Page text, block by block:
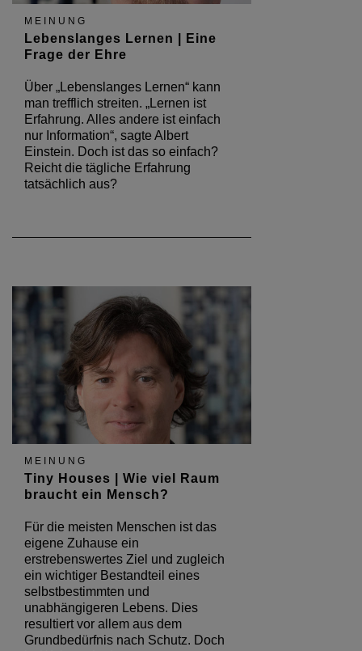
MEINUNG
Lebenslanges Lernen | Eine
Frage der Ehre
Über „Lebenslanges Lernen“ kann
man trefflich streiten. „Lernen ist
Erfahrung. Alles andere ist einfach
nur Information“, sagte Albert
Einstein. Doch ist das so einfach?
Reicht die tägliche Erfahrung
tatsächlich aus?
MEINUNG
Tiny Houses | Wie viel Raum
braucht ein Mensch?
Für die meisten Menschen ist das
eigene Zuhause ein
erstrebenswertes Ziel und zugleich
ein wichtiger Bestandteil eines
selbstbestimmten und
unabhängigeren Lebens. Dies
resultiert vor allem aus dem
Grundbedürfnis nach Schutz. Doch